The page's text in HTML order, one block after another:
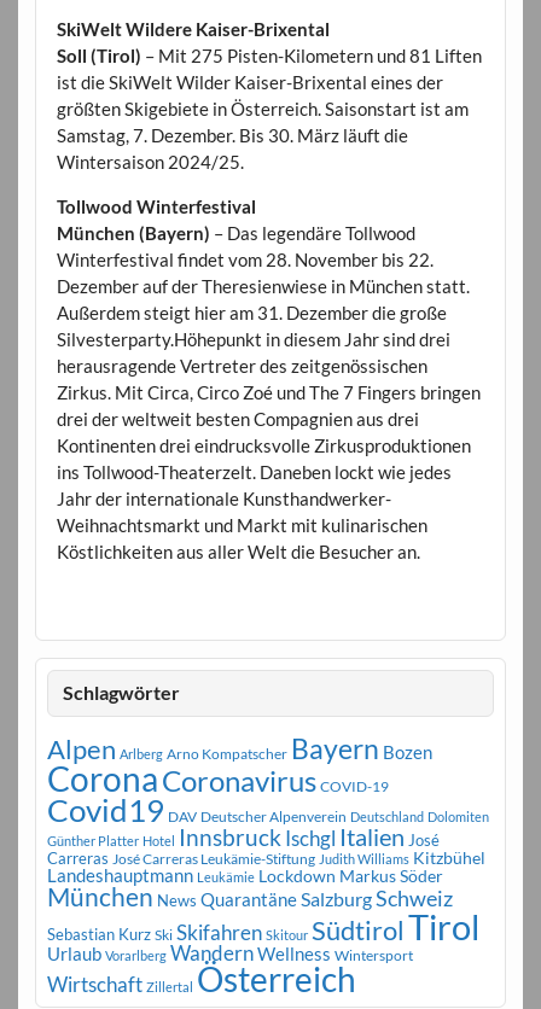
SkiWelt Wildere Kaiser-Brixental
Soll (Tirol) – Mit 275 Pisten-Kilometern und 81 Liften
ist die SkiWelt Wilder Kaiser-Brixental eines der
größten Skigebiete in Österreich. Saisonstart ist am
Samstag, 7. Dezember. Bis 30. März läuft die
Wintersaison 2024/25.
Tollwood Winterfestival
München (Bayern) – Das legendäre Tollwood
Winterfestival findet vom 28. November bis 22.
Dezember auf der Theresienwiese in München statt.
Außerdem steigt hier am 31. Dezember die große
Silvesterparty.Höhepunkt in diesem Jahr sind drei
herausragende Vertreter des zeitgenössischen
Zirkus. Mit Circa, Circo Zoé und The 7 Fingers bringen
drei der weltweit besten Compagnien aus drei
Kontinenten drei eindrucksvolle Zirkusproduktionen
ins Tollwood-Theaterzelt. Daneben lockt wie jedes
Jahr der internationale Kunsthandwerker-
Weihnachtsmarkt und Markt mit kulinarischen
Köstlichkeiten aus aller Welt die Besucher an.
Schlagwörter
Alpen Arlberg Arno Kompatscher Bayern Bozen
CoronaCoronavirus COVID-19
Covid19 DAV Deutscher Alpenverein Deutschland Dolomiten
Günther Platter Hotel Innsbruck Ischgl Italien José
Carreras José Carreras Leukämie-Stiftung Judith Williams Kitzbühel
Landeshauptmann Leukämie Lockdown Markus Söder
München News QuarantäneSalzburgSchweiz
Sebastian Kurz Ski Skifahren Skitour SüdtirolTirol
Urlaub Vorarlberg WandernWellness Wintersport
Wirtschaft Zillertal Österreich